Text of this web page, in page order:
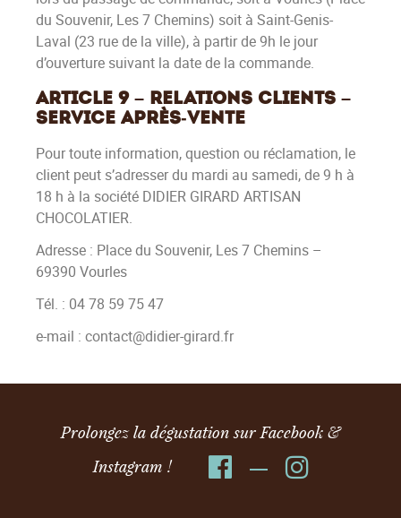
du Souvenir, Les 7 Chemins) soit à Saint-Genis-
Laval (23 rue de la ville), à partir de 9h le jour
d’ouverture suivant la date de la commande.
Article 9 – Relations clients –
Service après-vente
Pour toute information, question ou réclamation, le
client peut s’adresser du mardi au samedi, de 9 h à
18 h à la société DIDIER GIRARD ARTISAN
CHOCOLATIER.
Adresse : Place du Souvenir, Les 7 Chemins –
69390 Vourles
Tél. : 04 78 59 75 47
e-mail : contact@didier-girard.fr
Prolongez la dégustation sur Facebook &
Instagram !